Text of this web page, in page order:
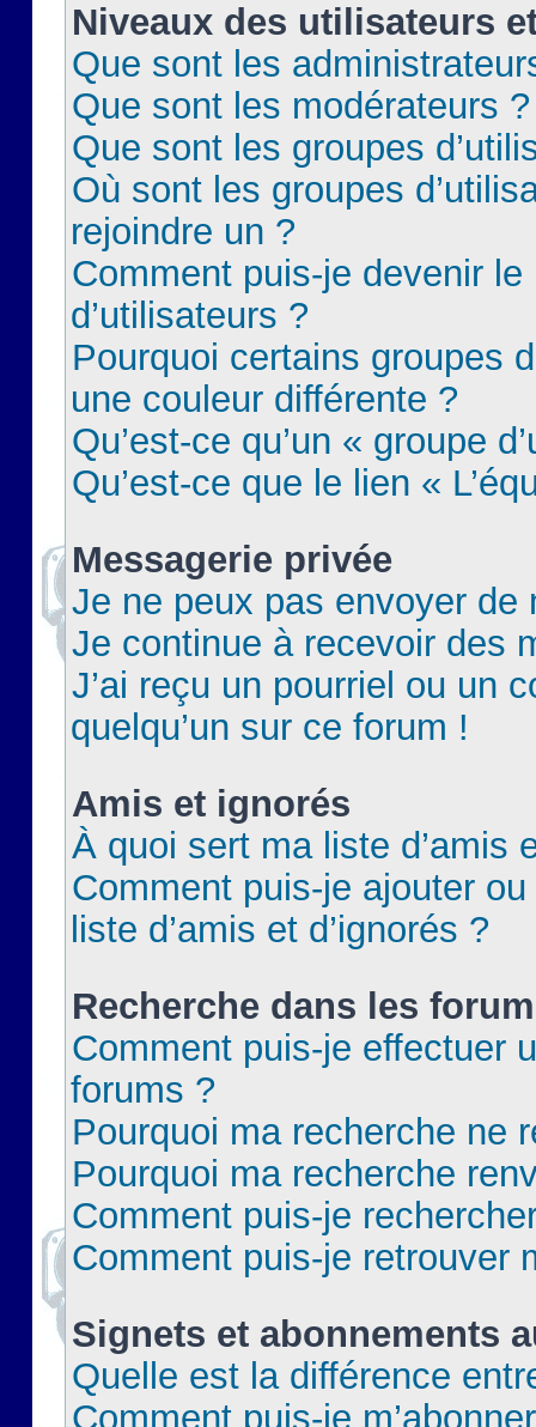
Niveaux des utilisateurs
Que sont les
Que sont les modérateurs ?
Que sont les groupes
Où sont les groupes
rejoindre un ?
Comment puis-je devenir le
d’utilisateurs ?
Pourquoi certains groupes
une couleur différente ?
Qu’est-ce qu’un « groupe
Qu’est-ce que le lien «
Messagerie privée
Je ne peux pas envoyer de
Je continue à recevoir des
J’ai reçu un pourriel ou un
quelqu’un sur ce forum !
Amis et ignorés
À quoi sert ma liste d’amis
Comment puis-je ajouter
liste d’amis et d’ignorés ?
Recherche dans les
Comment puis-je effectuer
forums ?
Pourquoi ma recherche ne
Pourquoi ma recherche
Comment puis-je
Comment puis-je retrouver
Signets et abonnements
Quelle est la différence
Comment puis-je